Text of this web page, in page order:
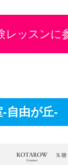
レッスンに
自由が丘-